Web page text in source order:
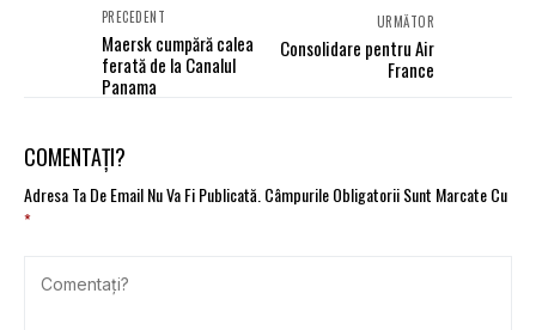
PRECEDENT
Maersk cumpără calea
ferată de la Canalul
Panama
URMĂTOR
Consolidare pentru Air
France
COMENTAȚI?
Adresa Ta De Email Nu Va Fi Publicată. Câmpurile Obligatorii Sunt Marcate Cu
*